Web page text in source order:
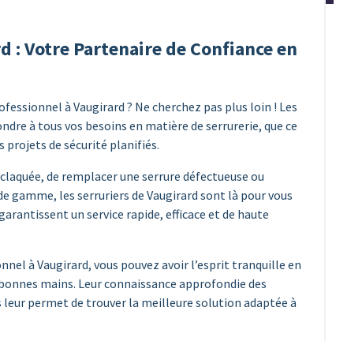
: Votre Partenaire de Confiance en
à Vaugirard ? Ne cherchez pas plus loin ! Les
à tous vos besoins en matière de serrurerie, que ce
projets de sécurité planifiés.
de remplacer une serrure défectueuse ou
gamme, les serruriers de Vaugirard sont là pour vous
un service rapide, efficace et de haute
à Vaugirard, vous pouvez avoir l’esprit tranquille en
mains. Leur connaissance approfondie des
permet de trouver la meilleure solution adaptée à